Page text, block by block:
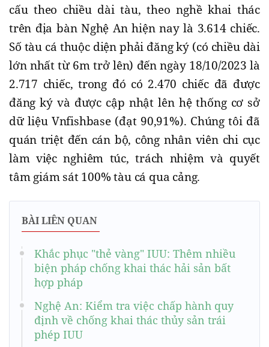
cấu theo chiều dài tàu, theo nghề khai thác
trên địa bàn Nghệ An hiện nay là 3.614 chiếc.
Số tàu cá thuộc diện phải đăng ký (có chiều dài
lớn nhất từ 6m trở lên) đến ngày 18/10/2023 là
2.717 chiếc, trong đó có 2.470 chiếc đã được
đăng ký và được cập nhật lên hệ thống cơ sở
dữ liệu Vnfishbase (đạt 90,91%). Chúng tôi đã
quán triệt đến cán bộ, công nhân viên chi cục
làm việc nghiêm túc, trách nhiệm và quyết
tâm giám sát 100% tàu cá qua cảng.
BÀI LIÊN QUAN
Khắc phục "thẻ vàng" IUU: Thêm nhiều
biện pháp chống khai thác hải sản bất
hợp pháp
Nghệ An: Kiểm tra việc chấp hành quy
định về chống khai thác thủy sản trái
phép IUU